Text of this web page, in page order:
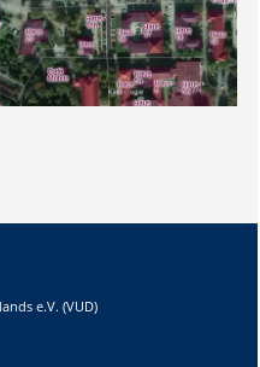
e.V. (VUD)